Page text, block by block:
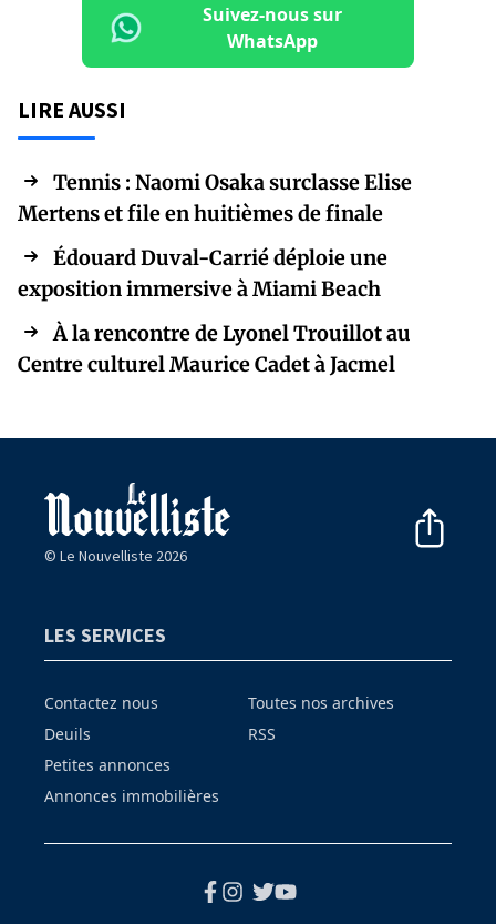
Suivez-nous sur
WhatsApp
LIRE AUSSI
Tennis : Naomi Osaka surclasse Elise
Mertens et file en huitièmes de finale
Édouard Duval-Carrié déploie une
exposition immersive à Miami Beach
À la rencontre de Lyonel Trouillot au
Centre culturel Maurice Cadet à Jacmel
© Le Nouvelliste 2026
LES SERVICES
Contactez nous
Deuils
Petites annonces
Annonces immobilières
Toutes nos archives
RSS